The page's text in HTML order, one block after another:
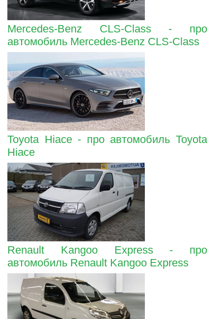
Mercedes-Benz CLS-Class - про
автомобиль Mercedes-Benz CLS-Class
Toyota Hiace - про автомобиль Toyota
Hiace
Renault Kangoo Express - про
автомобиль Renault Kangoo Express